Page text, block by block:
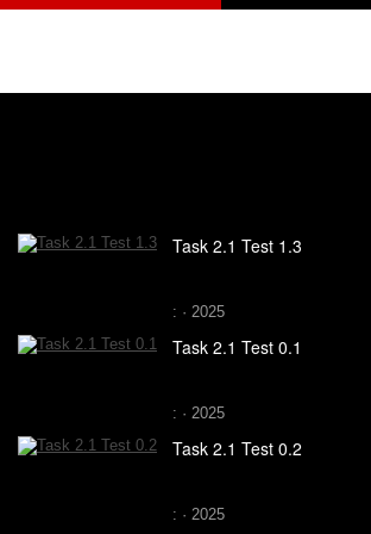
Task 2.1 Test 1.3
: · 2025
Task 2.1 Test 0.1
: · 2025
Task 2.1 Test 0.2
: · 2025